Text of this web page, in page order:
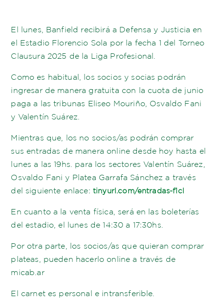
El lunes, Banfield recibirá a Defensa y Justicia en
el Estadio Florencio Sola por la fecha 1 del Torneo
Clausura 2025 de la Liga Profesional.
Como es habitual, los socios y socias podrán
ingresar de manera gratuita con la cuota de junio
paga a las tribunas Eliseo Mouriño, Osvaldo Fani
y Valentín Suárez.
Mientras que, los no socios/as podrán comprar
sus entradas de manera online desde hoy hasta el
lunes a las 19hs. para los sectores Valentín Suárez,
Osvaldo Fani y Platea Garrafa Sánchez a través
del siguiente enlace: tinyurl.com/entradas-f1cl
En cuanto a la venta física, será en las boleterías
del estadio, el lunes de 14:30 a 17:30hs.
Por otra parte, los socios/as que quieran comprar
plateas, pueden hacerlo online a través de
micab.ar
El carnet es personal e intransferible.